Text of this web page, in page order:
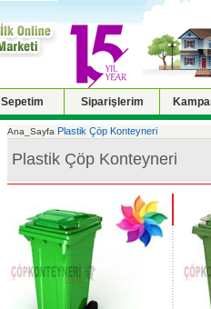
Sepetim Siparişlerim
Ana_Sayfa Plastik Çöp Konteyneri
Plastik Çöp Konteyneri